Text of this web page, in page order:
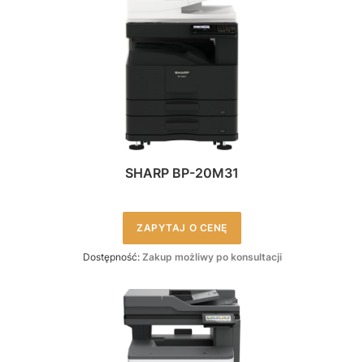
SHARP BP-20M31
ZAPYTAJ O CENĘ
Dostępność: Zakup możliwy po konsultacji